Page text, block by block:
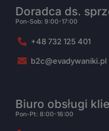
Doradca ds.
Pon-Sob: 9:00-17:00
+48 732 125 401
b2c@evadywaniki.pl
Biuro obsługi
Pon-Pt: 8:00-16:00